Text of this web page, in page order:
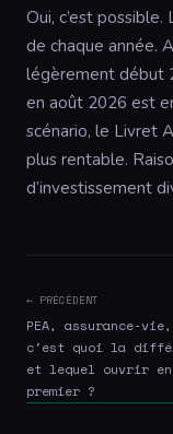
Oui, c’est
de chaque année.
légèrement début
en août 2026 est
scénario, le Livret
plus rentable.
d’investissement
← PRÉCÉDENT
PEA, assurance-
c'est quoi la
et lequel ouvrir en
premier ?